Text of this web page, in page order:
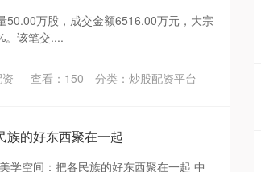
50.00万股，成交金额6516.00万元，大宗
。该笔交....
查看： 150 分类： 炒股配资平台
族的好东西聚在一起
学空间：把各民族的好东西聚在一起 中